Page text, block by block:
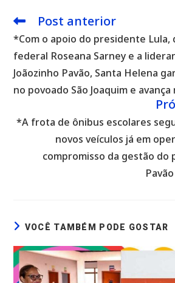
Leia
artigos
Post anterior
*Com o apoio do presidente Lula,
federal Roseana Sarney e a
Joãozinho Pavão, Santa Helena
no povoado São Joaquim e
*A frota de ônibus escolares
novos veículos já em
compromisso da gestão do
VOCÊ TAMBÉM PODE GOSTAR